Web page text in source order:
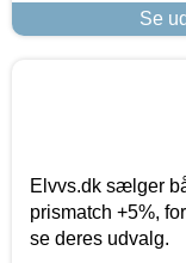
Se
Elvvs.dk sælger
prismatch +5%,
se deres udvalg.